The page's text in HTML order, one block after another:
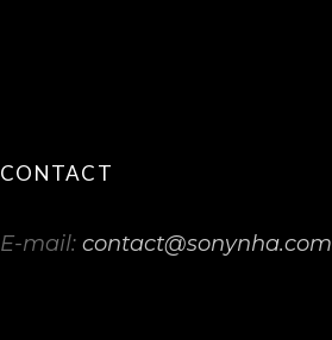
CONTACT
E-mail: contact@sonynha.com